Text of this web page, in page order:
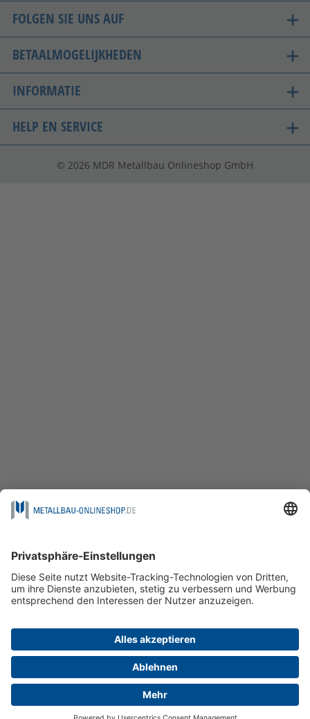
FOLGEN SIE UNS AUF
BETAALMOGELIJKHEDEN
INFORMATIE
HELP EN SERVICE
© 2026 MDR Metallbau Onlineshop GmbH